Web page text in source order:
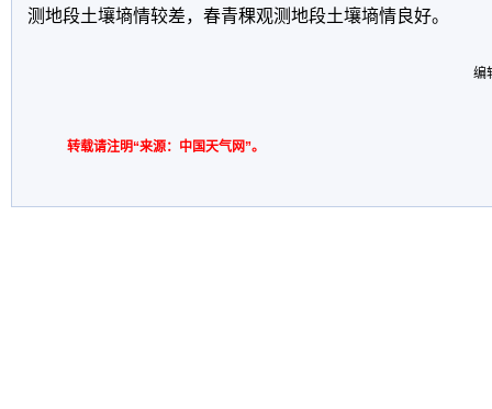
测地段土壤墒情较差，春青稞观测地段土壤墒情良好。
编
转载请注明“来源：中国天气网”。